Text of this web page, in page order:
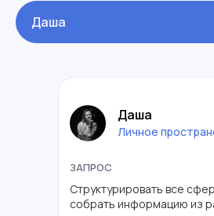
ЗАПРОС
Структурировать все
собрать информацию из
Личное
Даша